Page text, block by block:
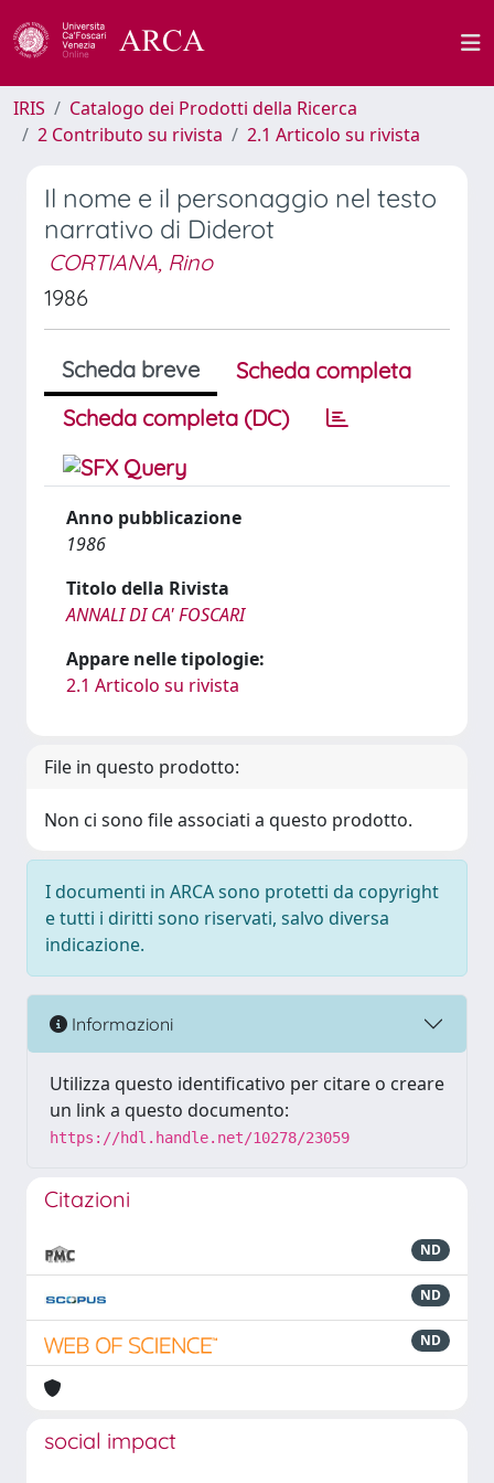
IRIS
Catalogo dei Prodotti della Ricerca
2 Contributo su rivista
2.1 Articolo su rivista
Il nome e il personaggio nel testo
narrativo di Diderot
CORTIANA, Rino
1986
Scheda breve
Scheda completa
Scheda completa (DC)
Anno pubblicazione
1986
Titolo della Rivista
ANNALI DI CA' FOSCARI
Appare nelle tipologie:
2.1 Articolo su rivista
File in questo prodotto:
Non ci sono file associati a questo prodotto.
I documenti in ARCA sono protetti da copyright
e tutti i diritti sono riservati, salvo diversa
indicazione.
Informazioni
Utilizza questo identificativo per citare o creare
un link a questo documento:
https://hdl.handle.net/10278/23059
Citazioni
ND
ND
ND
social impact